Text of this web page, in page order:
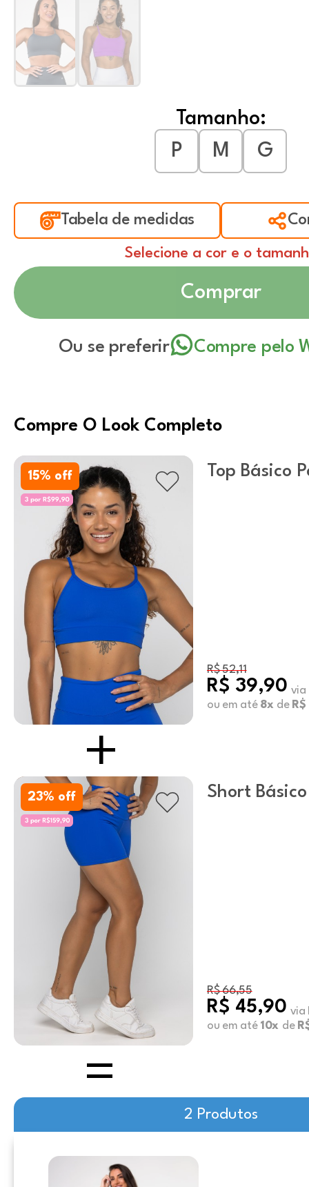
Tamanho:
P
M G
Tabela de medidas
Selecione a cor e o
Comprar
Ou se preferir Compre pelo
Compre O Look Completo
15% off
Top Básico
R$ 52,11
R$ 39,90 via
ou em até 8x de
23% off Short
R$ 66,55
R$ 45,90 via
ou em até 10x de
2 Produtos